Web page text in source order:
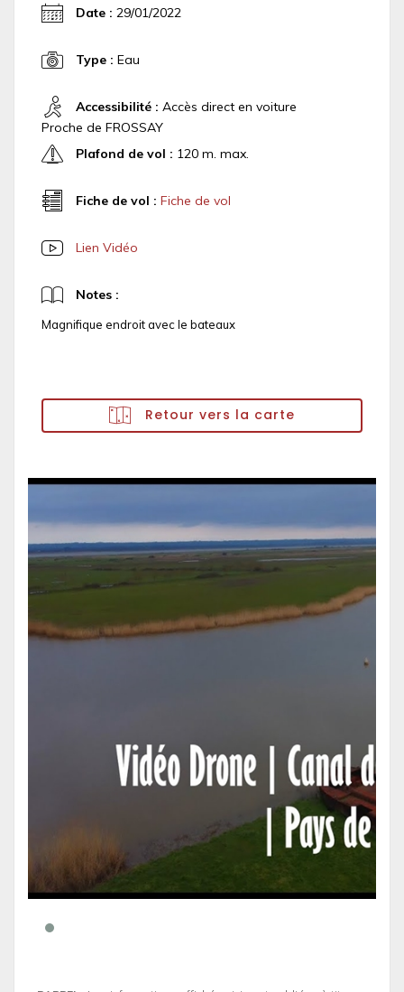
Date : 29/01/2022
Type : Eau
Accessibilité : Accès direct en voiture
Proche de FROSSAY
Plafond de vol : 120 m. max.
Fiche de vol : Fiche de vol
Lien Vidéo
Notes :
Magnifique endroit avec le bateaux
Retour vers la carte